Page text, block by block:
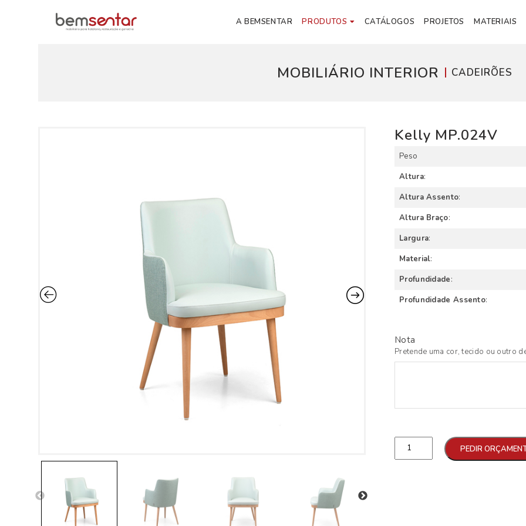
A BEMSENTAR PRODUTOS CATÁLOGOS PROJETOS MATERIAIS
MOBILIÁRIO INTERIOR CADEIRÕES
Kelly MP.024V
Peso
Altura:
Altura Assento:
Altura Braço:
Largura:
Material:
Profundidade:
Profundidade Assento:
Nota
Pretende uma cor, tecido ou outro
PEDIR